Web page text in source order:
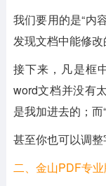
我们要用的是“内
发现文档中能修
接下来，凡是框
word文档并没有
是我加进去的；而
甚至你也可以调
二、金山PDF专